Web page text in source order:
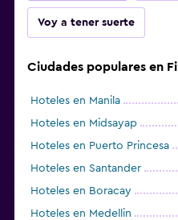
Voy a tener suerte
Ciudades populares en
Hoteles en Manila
Hoteles en Midsayap
Hoteles en Puerto Princesa
Hoteles en Santander
Hoteles en Boracay
Hoteles en Medellin